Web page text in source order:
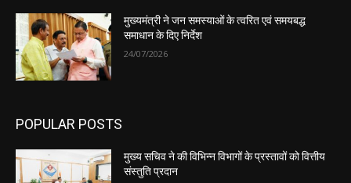
मुख्यमंत्री ने जन समस्याओं के त्वरित एवं समयबद्ध
समाधान के दिए निर्देश
24/07/2026
POPULAR POSTS
मुख्य सचिव ने की विभिन्न विभागों के प्रस्तावों को वित्तीय
संस्तुति प्रदान